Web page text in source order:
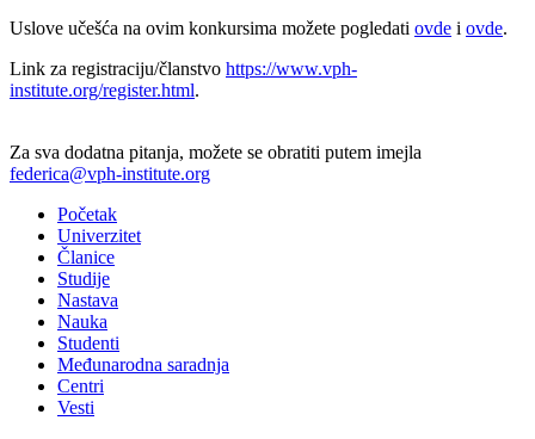
Uslove učešća na ovim konkursima možete pogledati ovde i ovde.
Link za registraciju/članstvo https://www.vph-
institute.org/register.html.
Za sva dodatna pitanja, možete se obratiti putem imejla
federica@vph-institute.org
Početak
Univerzitet
Članice
Studije
Nastava
Nauka
Studenti
Međunarodna saradnja
Centri
Vesti